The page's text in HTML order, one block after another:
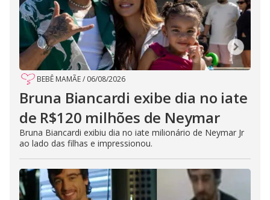
BEBÊ MAMÃE/ 06/08/2026
Bruna Biancardi exibe dia no iate
de R$120 milhões de Neymar
Bruna Biancardi exibiu dia no iate milionário de Neymar Jr
ao lado das filhas e impressionou.